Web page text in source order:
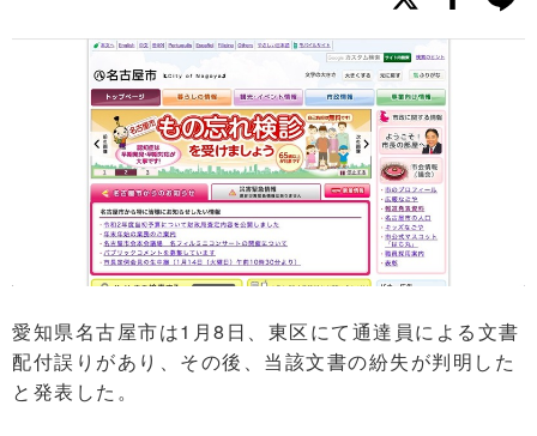
愛知県名古屋市は1月8日、東区にて通達員による文書
配付誤りがあり、その後、当該文書の紛失が判明した
と発表した。